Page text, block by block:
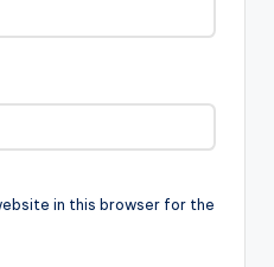
in this browser for the